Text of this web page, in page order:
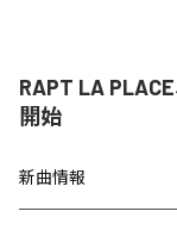
RAPT LA
開始
新曲情報